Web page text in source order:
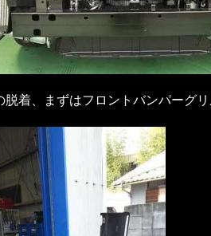
脱着、まずはフロントバンパーグ